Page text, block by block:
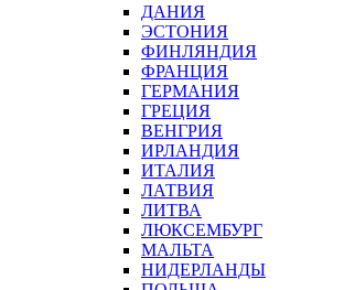
ДАНИЯ
ЭСТОНИЯ
ФИНЛЯНДИЯ
ФРАНЦИЯ
ГЕРМАНИЯ
ГРЕЦИЯ
ВЕНГРИЯ
ИРЛАНДИЯ
ИТАЛИЯ
ЛАТВИЯ
ЛИТВА
ЛЮКСЕМБУРГ
МАЛЬТА
НИДЕРЛАНДЫ